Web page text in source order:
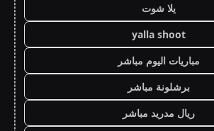
يلا شوت
yalla shoot
مباريات اليوم مباشر
برشلونة مباشر
ريال مدريد مباشر